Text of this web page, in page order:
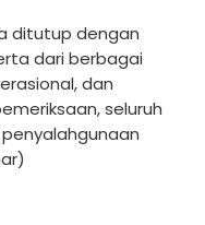
ditutup dengan
dari berbagai
dan
seluruh